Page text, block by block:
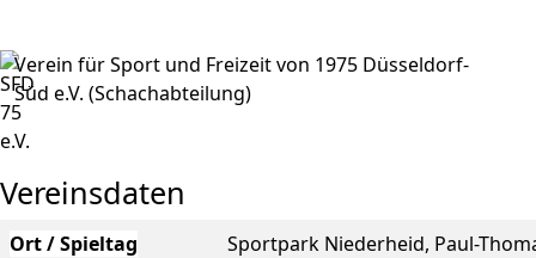
Verein für Sport und Freizeit von 1975 Düsseldorf-
Süd e.V. (Schachabteilung)
Vereinsdaten
Ort / Spieltag
Sportpark Niederheid, Paul-